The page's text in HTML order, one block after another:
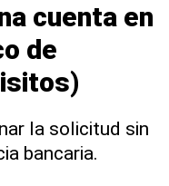
cuenta en
de
la solicitud sin
bancaria.